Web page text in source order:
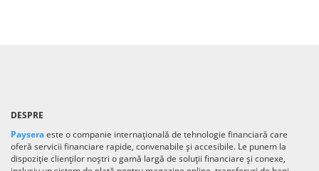
DESPRE
Payseraeste o companie internațională de tehnologie financiară care
oferă servicii financiare rapide, convenabile și accesibile. Le punem la
dispoziție clienților noștri o gamă largă de soluții financiare și conexe,